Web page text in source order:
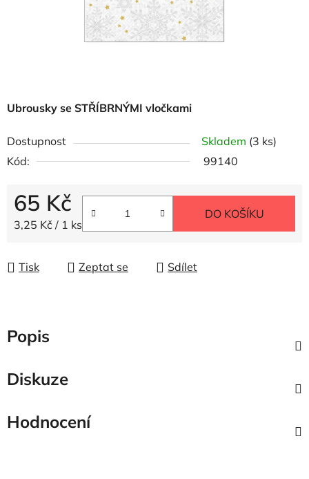
Ubrousky se STŘÍBRNÝMI vločkami
Dostupnost Skladem (3 ks)
Kód:
99140
65 Kč
Měrná cena:
3,25 Kč / 1 ks
DO KOŠÍKU
Tisk Zeptat se Sdílet
Popis
Diskuze
Hodnocení